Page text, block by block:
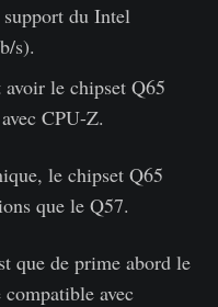
du Intel
s).
le chipset Q65
CPU-Z.
le chipset Q65
que le Q57.
que de prime abord le
compatible avec